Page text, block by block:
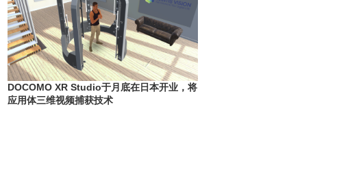
DOCOMO XR Studio于月底在日本开业，将
应用体三维视频捕获技术